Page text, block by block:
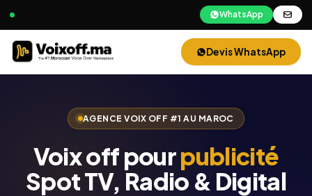
WhatsApp
Devis WhatsApp
AGENCE VOIX OFF #1 AU MAROC
Voix off pourpublicité
Spot TV, Radio & Digital